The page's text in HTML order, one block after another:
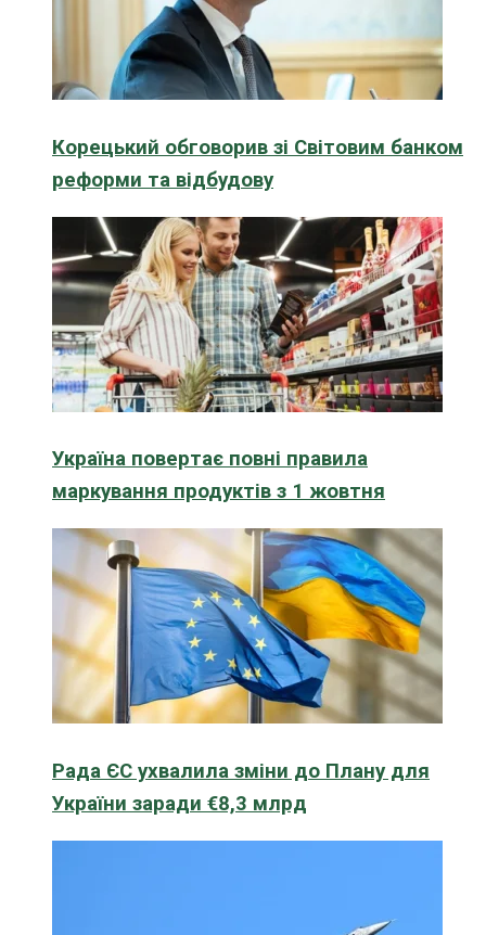
Корецький обговорив зі Світовим банком
реформи та відбудову
Україна повертає повні правила
маркування продуктів з 1 жовтня
Рада ЄС ухвалила зміни до Плану для
України заради €8,3 млрд